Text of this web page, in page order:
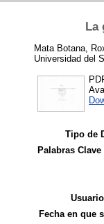
La
Mata Botana,
Universidad del
Tipo de
Palabras
Fecha en que